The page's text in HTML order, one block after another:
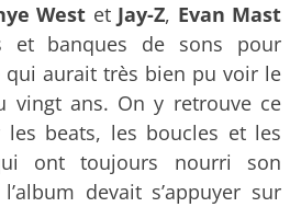
West etJay-Z, Evan Mast
et banques de sons pour
aurait très bien pu voir le
vingt ans. On y retrouve ce
beats, les boucles et les
ont toujours nourri son
devait s’appuyer sur